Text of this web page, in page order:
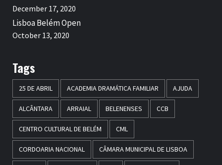
December 17, 2020
Lisboa Belém Open
October 13, 2020
Tags
25 DE ABRIL ACADEMIA DRAMÁTICA FAMILIAR AJUDA
ALCÂNTARA ARRAIAL BELENENSES CCB
CENTRO CULTURAL DE BELÉM CML
CORDOARIA NACIONAL CÂMARA MUNICIPAL DE LISBOA